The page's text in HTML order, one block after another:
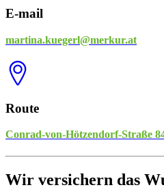
E-mail
martina.kuegerl@merkur.at
Route
Conrad-von-Hötzendorf-Straße
Wir versichern das